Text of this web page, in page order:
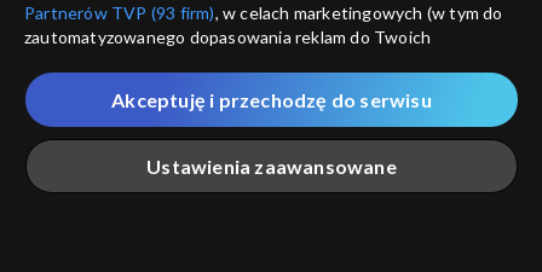
My Wy Oni
Dialog małżeński
My Wy Oni
Obecność Aniołów Stróżów
Partnerów TVP (93 firm), w celach marketingowych (w tym do
zautomatyzowanego dopasowania reklam do Twoich
które wskazujemy poniżej, a także zgody na udostępnianie
przez nas identyfikatora PPID do Google.
Twoje dane osobowe zbierane podczas odwiedzania przez
Ciebie naszych
poszczególnych serwisówzwanych dalej
„Portalem”, w tym informacje zapisywane za pomocą
Ustawienia zaawansowane
Akceptuję i przechodzę do serwisu